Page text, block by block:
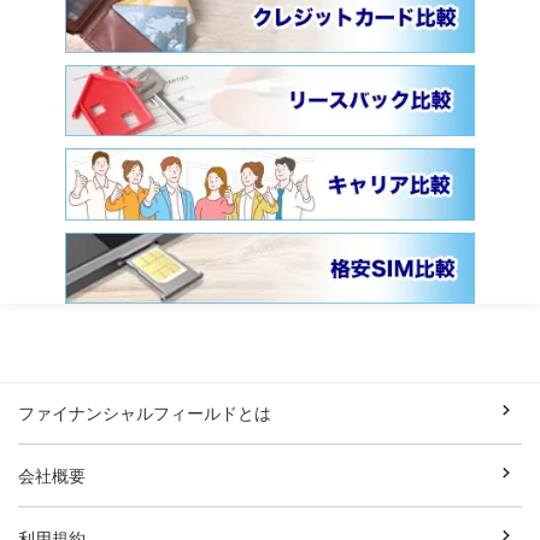
ファイナンシャルフィールドとは
会社概要